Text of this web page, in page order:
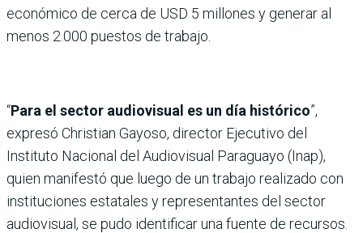
económico de cerca de USD 5 millones y generar al
menos 2.000 puestos de trabajo.
“Para el sector audiovisual es un día histórico”,
expresó Christian Gayoso, director Ejecutivo del
Instituto Nacional del Audiovisual Paraguayo (Inap),
quien manifestó que luego de un trabajo realizado con
instituciones estatales y representantes del sector
audiovisual, se pudo identificar una fuente de recursos.